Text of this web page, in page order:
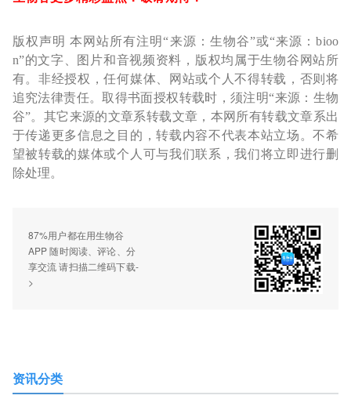
版权声明 本网站所有注明“来源：生物谷”或“来源：bioo
n”的文字、图片和音视频资料，版权均属于生物谷网站所
有。非经授权，任何媒体、网站或个人不得转载，否则将
追究法律责任。取得书面授权转载时，须注明“来源：生物
谷”。其它来源的文章系转载文章，本网所有转载文章系出
于传递更多信息之目的，转载内容不代表本站立场。不希
望被转载的媒体或个人可与我们联系，我们将立即进行删
除处理。
87%用户都在用生物谷
APP 随时阅读、评论、分
享交流 请扫描二维码下载-
>
资讯分类